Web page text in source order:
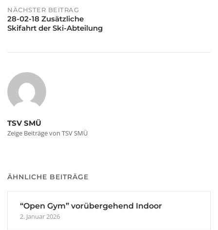
NÄCHSTER BEITRAG
28-02-18 Zusätzliche
Skifahrt der Ski-Abteilung
TSV SMÜ
Zeige Beiträge von TSV SMÜ
ÄHNLICHE BEITRÄGE
“Open Gym” vorübergehend Indoor
2. Januar 2026